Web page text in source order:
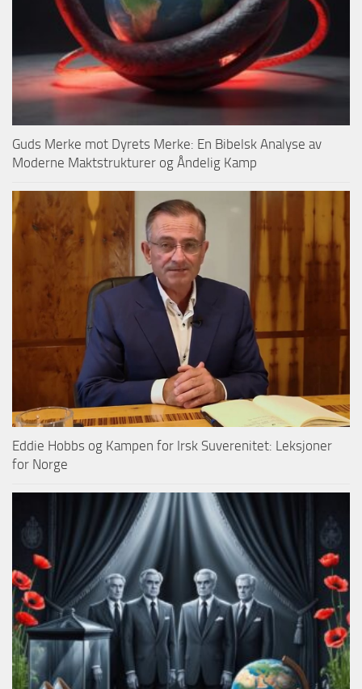
Guds Merke mot Dyrets Merke: En Bibelsk Analyse av
Moderne Maktstrukturer og Åndelig Kamp
Eddie Hobbs og Kampen for Irsk Suverenitet: Leksjoner
for Norge